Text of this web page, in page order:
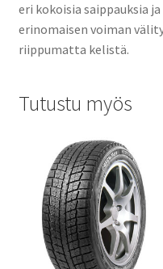
eri kokoisia saippauksia
erinomaisen voiman
riippumatta kelistä.
Tutustu myös